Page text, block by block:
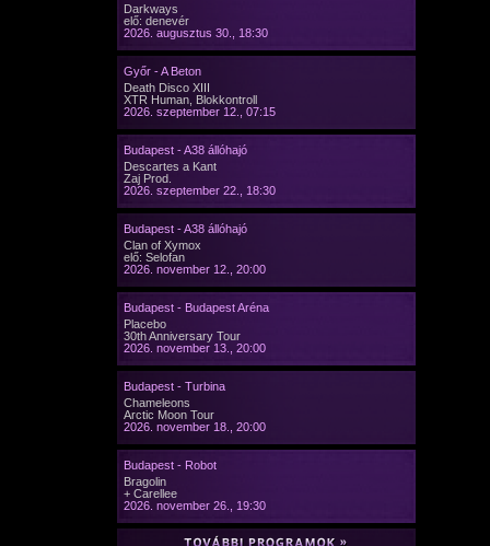
Darkways
elő: denevér
2026. augusztus 30., 18:30
Győr - A Beton
Death Disco XIII
XTR Human, Blokkontroll
2026. szeptember 12., 07:15
Budapest - A38 állóhajó
Descartes a Kant
Zaj Prod.
2026. szeptember 22., 18:30
Budapest - A38 állóhajó
Clan of Xymox
elő: Selofan
2026. november 12., 20:00
Budapest - Budapest Aréna
Placebo
30th Anniversary Tour
2026. november 13., 20:00
Budapest - Turbina
Chameleons
Arctic Moon Tour
2026. november 18., 20:00
Budapest - Robot
Bragolin
+ Carellee
2026. november 26., 19:30